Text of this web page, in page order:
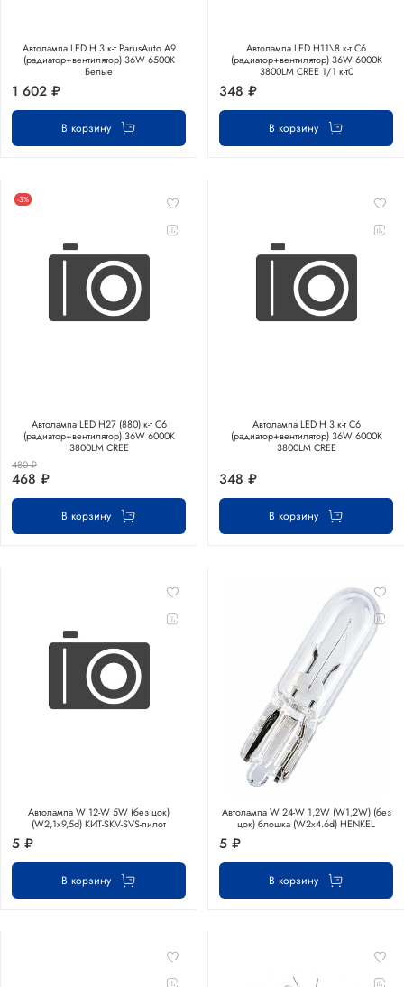
Автолампа LED Н 3 к-т ParusAuto A9
(радиатор+вентилятор) 36W 6500К
Белые
1 602 ₽
В корзину
Автолампа LED Н11\8 к-т C6
(радиатор+вентилятор) 36W 6000K
3800LM CREE 1/1 к-т0
348 ₽
В корзину
-3%
Автолампа LED Н27 (880) к-т C6
(радиатор+вентилятор) 36W 6000K
3800LM CREE
480 ₽
468 ₽
В корзину
Автолампа LED Н 3 к-т C6
(радиатор+вентилятор) 36W 6000K
3800LM CREE
348 ₽
В корзину
Автолампа W 12-W 5W (без цок)
(W2,1x9,5d) КИТ-SKV-SVS-пилот
5 ₽
В корзину
Автолампа W 24-W 1,2W (W1,2W) (без
цок) блошка (W2x4.6d) HENKEL
5 ₽
В корзину